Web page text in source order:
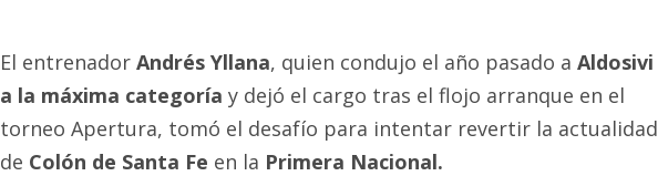
El entrenador Andrés Yllana, quien condujo el año pasado a Aldosivi
a la máxima categoría y dejó el cargo tras el flojo arranque en el
torneo Apertura, tomó el desafío para intentar revertir la actualidad
de Colón de Santa Fe en la Primera Nacional.